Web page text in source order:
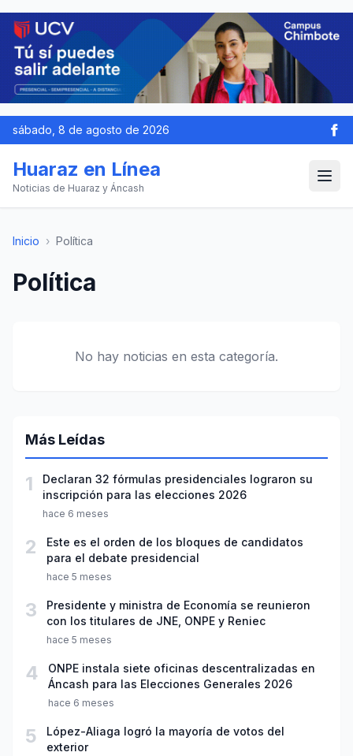
sábado, 8 de agosto de 2026
Huaraz en Línea
Noticias de Huaraz y Áncash
Inicio › Política
Política
No hay noticias en esta categoría.
Más Leídas
1
Declaran 32 fórmulas presidenciales lograron su
inscripción para las elecciones 2026
hace 6 meses
2
Este es el orden de los bloques de candidatos
para el debate presidencial
hace 5 meses
3
Presidente y ministra de Economía se reunieron
con los titulares de JNE, ONPE y Reniec
hace 5 meses
4
ONPE instala siete oficinas descentralizadas en
Áncash para las Elecciones Generales 2026
hace 6 meses
5
López-Aliaga logró la mayoría de votos del
exterior